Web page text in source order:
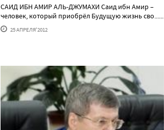
САИД ИБН АМИР АЛЬ-ДЖУМАХИ Саид ибн Амир –
человек, который приобрёл Будущую жизнь сво......
25 АПРЕЛЯ'2012